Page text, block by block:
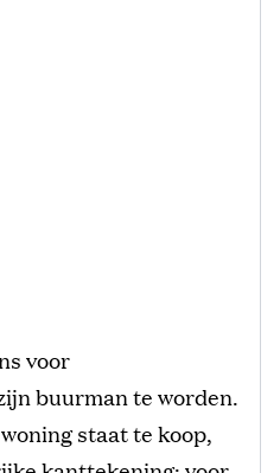
voor
buurman te worden.
staat te koop,